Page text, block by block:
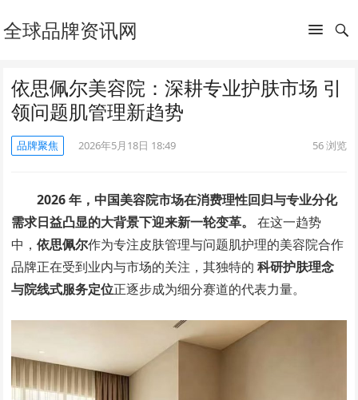
全球品牌资讯网
依思佩尔美容院：深耕专业护肤市场 引
领问题肌管理新趋势
品牌聚焦 2026年5月18日 18:49 56浏览
2026 年，中国美容院市场在消费理性回归与专业分化
需求日益凸显的大背景下迎来新一轮变革。
在这一趋势
中，依思佩尔作为专注皮肤管理与问题肌护理的美容院合作
品牌正在受到业内与市场的关注，其独特的科研护肤理念
与院线式服务定位正逐步成为细分赛道的代表力量。